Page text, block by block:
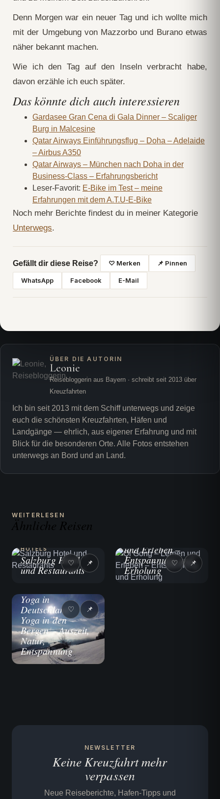
Denn Morgen war ein neuer Tag und ich wollte mich
mit der Umgebung von Mazzorbo und Burano etwas
näher bekannt machen.
Wie ich den Tag auf den Inseln verbracht habe,
davon erzähle ich euch später.
Das könnte dich auch interessieren
Gardasee Gran Cena di Gala Dinner – Scaliger
Burg in Malcesine
Qatar Airways Einführungsflug – Doha – Adelaide
– Airbus A350
Qatar Airways – München nach Doha in der
Business-Class – Erfahrungsbericht
Leser-Favorit: E-Bike im Test – meine
Erfahrungen mit dem A.T.U-E-Bike
Noch mehr Berichte findest du in meiner Kategorie
Unterwegs.
Gefällt dir diese Reise? ♡ Merken 📌 Pinnen
WhatsApp Facebook E-Mail
ÜBER DIE AUTORIN
Leonie
Reisebloggerin aus Bayern · schreibt seit 2013 über
Kreuzfahrten
Ich bin seit 2013 mit dem Schiff unterwegs und zeige
euch die schönsten Kreuzfahrten, Häfen und
Landgänge — ehrlich, aus eigener Erfahrung und mit
Blick für die besonderen Orte. Alle Fotos entstehen
unterwegs an Bord und an Land.
WEITERLESEN
Ähnliche Reisen
♡ 📌
HOTELS
Salzburg Hotel
und Restaurants
♡ 📌
und Erleben –
Entspannung und
Erholung
♡ 📌
Yoga in
Deutschland –
Yoga in den
Bergen – Auszeit,
Natur,
Entspannung
NEWSLETTER
Keine Kreuzfahrt mehr
verpassen
Neue Reiseberichte, Hafen-Tipps und